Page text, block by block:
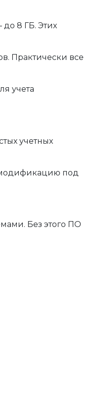
8 ГБ. Этих
Практически все
учета
учетных
под
Без этого ПО